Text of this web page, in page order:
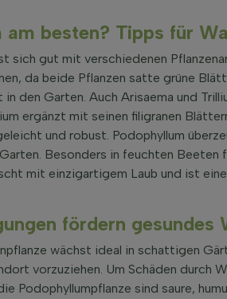
besten? Tipps für
gut mit verschiedenen
da beide Pflanzen satte grüne
Garten. Auch Arisaema und
ergänzt mit seinen filigranen
und robust. Podophyllum
Besonders in feuchten Beeten
mit einzigartigem Laub und ist
fördern gesundes
wächst ideal in schattigen
vorzuziehen. Um Schäden durch
Podophyllumpflanze sind saure,